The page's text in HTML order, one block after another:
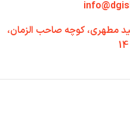
مطهری، کوچه صاحب الزمان،